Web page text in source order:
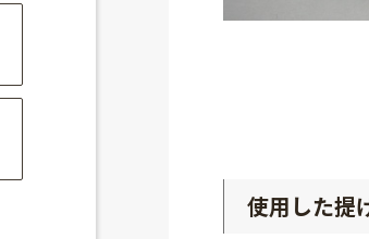
使用した提